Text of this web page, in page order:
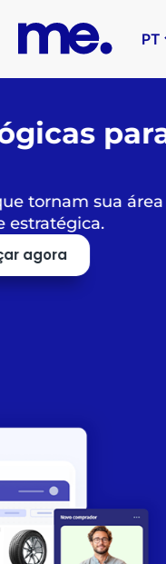
O futuro
Automatize
profissionais